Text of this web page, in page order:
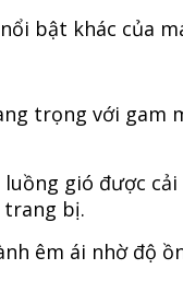
bật khác của
trọng với gam
gió được
trang bị.
êm ái nhờ độ